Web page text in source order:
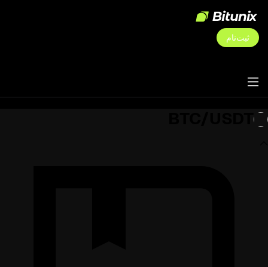
ثبت‌نام